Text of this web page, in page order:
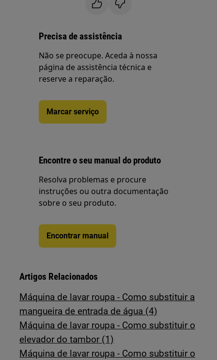
Precisa de assistência
Não se preocupe. Aceda à nossa
página de assistência técnica e
reserve a reparação.
Marcar serviço
Encontre o seu manual do produto
Resolva problemas e procure
instruções ou outra documentação
sobre o seu produto.
Encontrar manual
Artigos Relacionados
Máquina de lavar roupa - Como substituir a
mangueira de entrada de água (4)
Máquina de lavar roupa - Como substituir o
elevador do tambor (1)
Máquina de lavar roupa - Como substituir o